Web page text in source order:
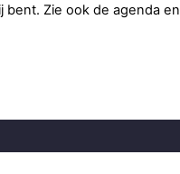
bent. Zie ook de agenda en